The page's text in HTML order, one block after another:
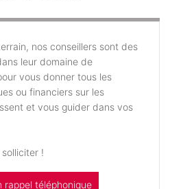
nos conseillers sont des
leur domaine de
vous donner tous les
ou financiers sur les
et vous guider dans vos
!
rappel téléphonique